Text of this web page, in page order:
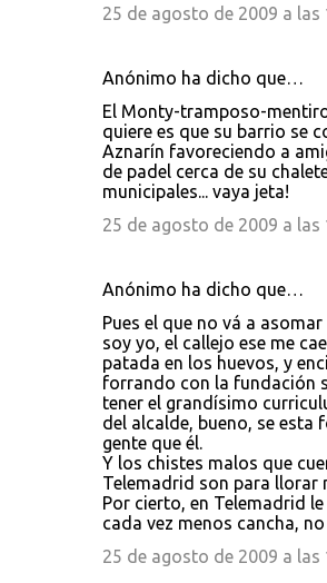
25 de agosto de 2009 a las
Anónimo ha dicho que…
El Monty-tramposo-
quiere es que su barrio se
Aznarín favoreciendo a
de padel cerca de su
municipales... vaya jeta!
25 de agosto de 2009 a las
Anónimo ha dicho que…
Pues el que no vá a
soy yo, el callejo ese me
patada en los huevos, y
forrando con la fundación
tener el grandísimo
del alcalde, bueno, se esta
gente que él.
Y los chistes malos que
Telemadrid son para llorar
Por cierto, en Telemadrid
cada vez menos cancha,
25 de agosto de 2009 a las